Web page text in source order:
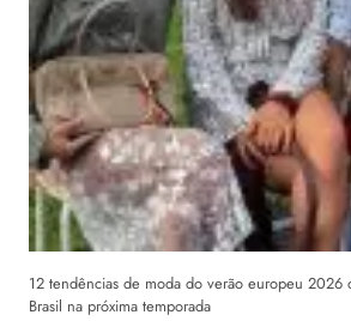
12 tendências de moda do verão europeu 2026
Brasil na próxima temporada